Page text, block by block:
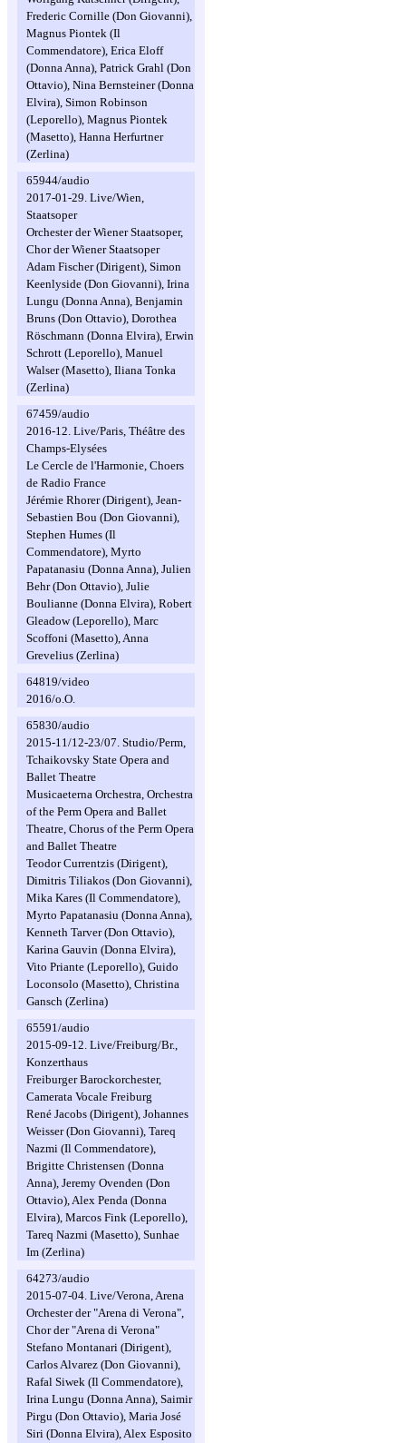
Frederic Cornille (Don Giovanni),
Magnus Piontek (Il
Commendatore), Erica Eloff
(Donna Anna), Patrick Grahl (Don
Ottavio), Nina Bernsteiner (Donna
Elvira), Simon Robinson
(Leporello), Magnus Piontek
(Masetto), Hanna Herfurtner
(Zerlina)
65944/audio
2017-01-29. Live/Wien,
Staatsoper
Orchester der Wiener Staatsoper,
Chor der Wiener Staatsoper
Adam Fischer (Dirigent), Simon
Keenlyside (Don Giovanni), Irina
Lungu (Donna Anna), Benjamin
Bruns (Don Ottavio), Dorothea
Röschmann (Donna Elvira), Erwin
Schrott (Leporello), Manuel
Walser (Masetto), Iliana Tonka
(Zerlina)
67459/audio
2016-12. Live/Paris, Théâtre des
Champs-Elysées
Le Cercle de l'Harmonie, Choers
de Radio France
Jérémie Rhorer (Dirigent), Jean-
Sebastien Bou (Don Giovanni),
Stephen Humes (Il
Commendatore), Myrto
Papatanasiu (Donna Anna), Julien
Behr (Don Ottavio), Julie
Boulianne (Donna Elvira), Robert
Gleadow (Leporello), Marc
Scoffoni (Masetto), Anna
Grevelius (Zerlina)
64819/video
2016/o.O.
65830/audio
2015-11/12-23/07. Studio/Perm,
Tchaikovsky State Opera and
Ballet Theatre
Musicaeterna Orchestra, Orchestra
of the Perm Opera and Ballet
Theatre, Chorus of the Perm Opera
and Ballet Theatre
Teodor Currentzis (Dirigent),
Dimitris Tiliakos (Don Giovanni),
Mika Kares (Il Commendatore),
Myrto Papatanasiu (Donna Anna),
Kenneth Tarver (Don Ottavio),
Karina Gauvin (Donna Elvira),
Vito Priante (Leporello), Guido
Loconsolo (Masetto), Christina
Gansch (Zerlina)
65591/audio
2015-09-12. Live/Freiburg/Br.,
Konzerthaus
Freiburger Barockorchester,
Camerata Vocale Freiburg
René Jacobs (Dirigent), Johannes
Weisser (Don Giovanni), Tareq
Nazmi (Il Commendatore),
Brigitte Christensen (Donna
Anna), Jeremy Ovenden (Don
Ottavio), Alex Penda (Donna
Elvira), Marcos Fink (Leporello),
Tareq Nazmi (Masetto), Sunhae
Im (Zerlina)
64273/audio
2015-07-04. Live/Verona, Arena
Orchester der "Arena di Verona",
Chor der "Arena di Verona"
Stefano Montanari (Dirigent),
Carlos Alvarez (Don Giovanni),
Rafal Siwek (Il Commendatore),
Irina Lungu (Donna Anna), Saimir
Pirgu (Don Ottavio), Maria José
Siri (Donna Elvira), Alex Esposito